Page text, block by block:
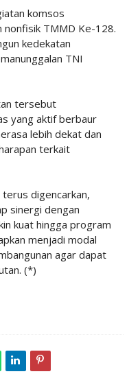
komsos
nonfisik TMMD Ke-128.
kedekatan
TNI
tersebut
yang aktif berbaur
lebih dekat dan
terkait
digencarkan,
sinergi dengan
kuat hingga program
menjadi modal
agar dapat
(*)